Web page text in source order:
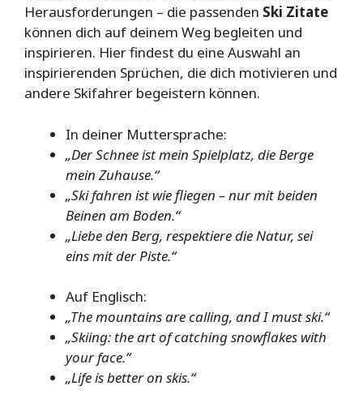
Herausforderungen – die passenden Ski Zitate
können dich auf deinem Weg begleiten und
inspirieren. Hier findest du eine Auswahl an
inspirierenden Sprüchen, die dich motivieren und
andere Skifahrer begeistern können.
In deiner Muttersprache:
„Der Schnee ist mein Spielplatz, die Berge
mein Zuhause.“
„Ski fahren ist wie fliegen – nur mit beiden
Beinen am Boden.“
„Liebe den Berg, respektiere die Natur, sei
eins mit der Piste.“
Auf Englisch:
„The mountains are calling, and I must ski.“
„Skiing: the art of catching snowflakes with
your face.“
„Life is better on skis.“